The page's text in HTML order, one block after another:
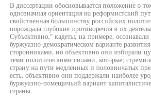
В диссертации обосновывается положение о
однозначная ориентация на реформистский
свойственная большинству российских
порождала глубокие противоречия в их
Субъективно," кадеты, на примере, осознавали
буржуазно-демократическом варианте
сторонниками, но объективно они избирали
теми политическими силами, которые;
страну на пути медленных и половинчатых
есть, объективно они поддержали наиболее
буржуазно-помещичьий вариант
страны.